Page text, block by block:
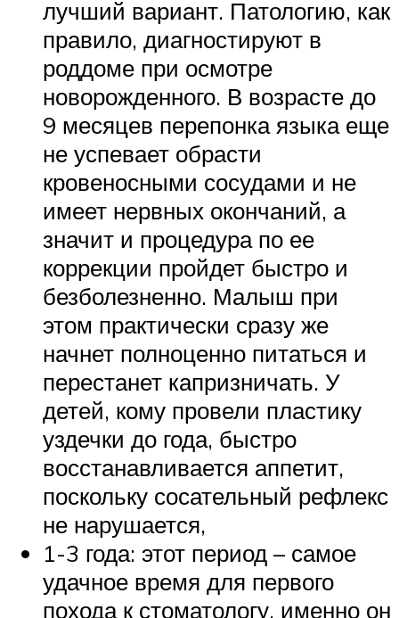
лучший вариант. Патологию, как
правило, диагностируют в
роддоме при осмотре
новорожденного. В возрасте до
9 месяцев перепонка языка еще
не успевает обрасти
кровеносными сосудами и не
имеет нервных окончаний, а
значит и процедура по ее
коррекции пройдет быстро и
безболезненно. Малыш при
этом практически сразу же
начнет полноценно питаться и
перестанет капризничать. У
детей, кому провели пластику
уздечки до года, быстро
восстанавливается аппетит,
поскольку сосательный рефлекс
не нарушается,
1-3 года: этот период – самое
удачное время для первого
похода к стоматологу, именно он